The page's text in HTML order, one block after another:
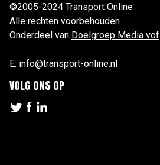
©2005-2024 Transport Online
Alle rechten voorbehouden
Onderdeel van Doelgroep Media vof
E: info@transport-online.nl
VOLG ONS OP